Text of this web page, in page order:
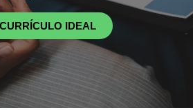
IDEAL